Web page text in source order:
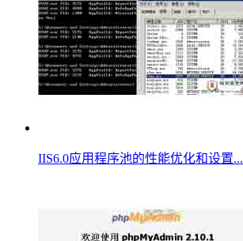
IIS6.0应用程序池的性能优化和设置...